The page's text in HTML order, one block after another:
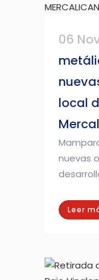
06
local
nuevas
Leer